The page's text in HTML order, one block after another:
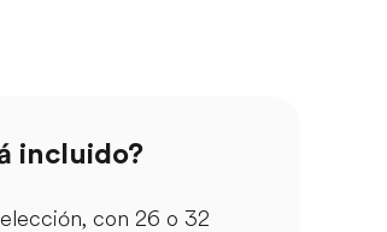
incluido?
con 26 o 32